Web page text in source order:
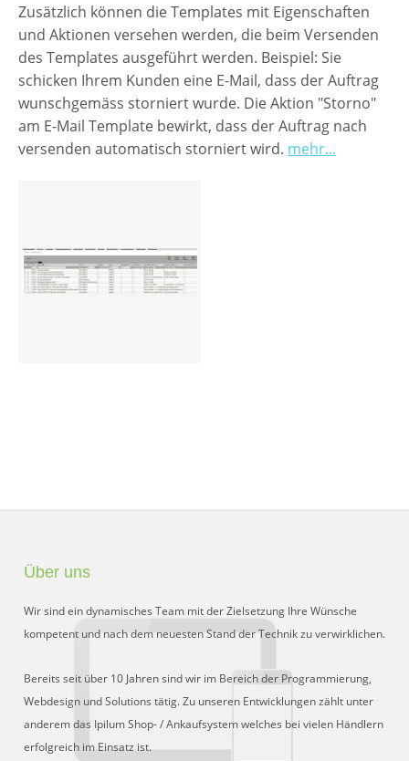
Salesrank-Staffeln
Alters-Staffeln
Preisgruppen
Sperrliste
Bar-Ankauf
Tagesabschluss
Zusätzlich können die Templates mit Eigenschaften
und Aktionen versehen werden, die beim Versenden
des Templates ausgeführt werden. Beispiel: Sie
schicken Ihrem Kunden eine E-Mail, dass der Auftrag
wunschgemäss storniert wurde. Die Aktion "Storno"
am E-Mail Template bewirkt, dass der Auftrag nach
versenden automatisch storniert wird. mehr...
Über uns
Wir sind ein dynamisches Team mit der Zielsetzung Ihre Wünsche
kompetent und nach dem neuesten Stand der Technik zu verwirklichen.
Bereits seit über 10 Jahren sind wir im Bereich der Programmierung,
Webdesign und Solutions tätig. Zu unseren Entwicklungen zählt unter
anderem das Ipilum Shop- / Ankaufsystem welches bei vielen Händlern
erfolgreich im Einsatz ist.